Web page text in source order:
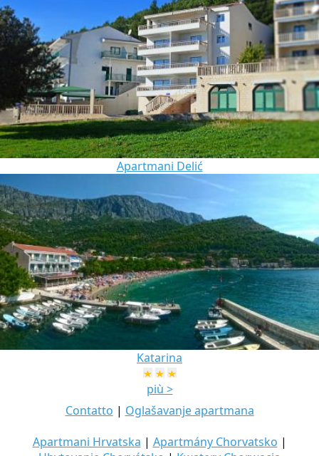
Apartmani Delić
Katarina
più >
Contatto | Oglašavanje apartmana
Apartmani Hrvatska | Apartmány Chorvatsko |